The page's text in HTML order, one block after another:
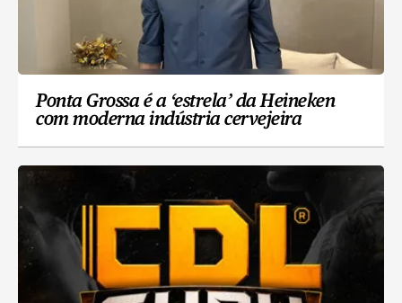
Ponta Grossa é a ‘estrela’ da Heineken
com moderna indústria cervejeira